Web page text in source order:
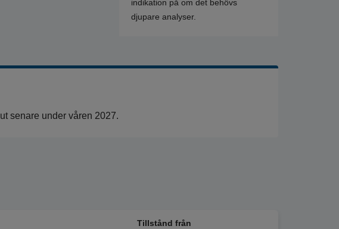
indikation på om det behövs
djupare analyser.
senare under våren 2027.
Tillstånd från